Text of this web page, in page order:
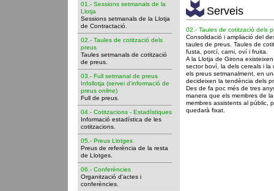
01.- Sessions setmanals de la
Llotja
Sessions setmanals de la Llotja
de Contractació.
02.- Taules de cotització dels
preus
Taules setmanals de cotització
de preus.
03.- Full setmanal de preus
Infollotja (servei d'informació de
preus online)
Full de preus.
04.- Cotitzacions - Estadístiques
Informació estadística de les
cotitzacions.
05.- Preus Llotges
Preus de referència de la resta
de Llotges.
06.- Conferències
Organització d'actes i
conferències.
Serveis
02.- Taules de cotització dels
Consolidació i ampliació del
taules de preus. Taules de
fusta, porcí, carni, oví i fruita.
A la Llotja de Girona
sector boví, la dels cereals i
els preus setmanalment, en
decideixen la tendència dels
Des de fa poc més de tres
manera que els membres de
membres assistents al públic,
quedarà fixat.